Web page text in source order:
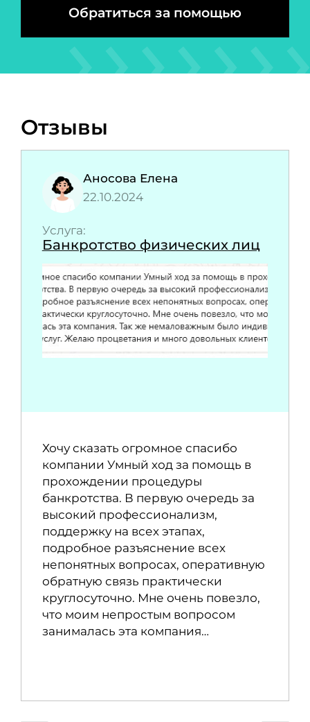
Обратиться за помощью
Отзывы
Аносова Елена
22.10.2024
Услуга:
Банкротство физических лиц
Хочу сказать огромное спасибо
компании Умный ход за помощь в
прохождении процедуры
банкротства. В первую очередь за
высокий профессионализм,
поддержку на всех этапах,
подробное разъяснение всех
непонятных вопросах, оперативную
обратную связь практически
круглосуточно. Мне очень повезло,
что моим непростым вопросом
занималась эта компания…